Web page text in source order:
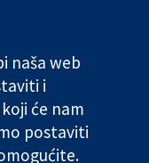
Novosti
medije
O nama
Poslovi
naša web
i
će nam
postaviti